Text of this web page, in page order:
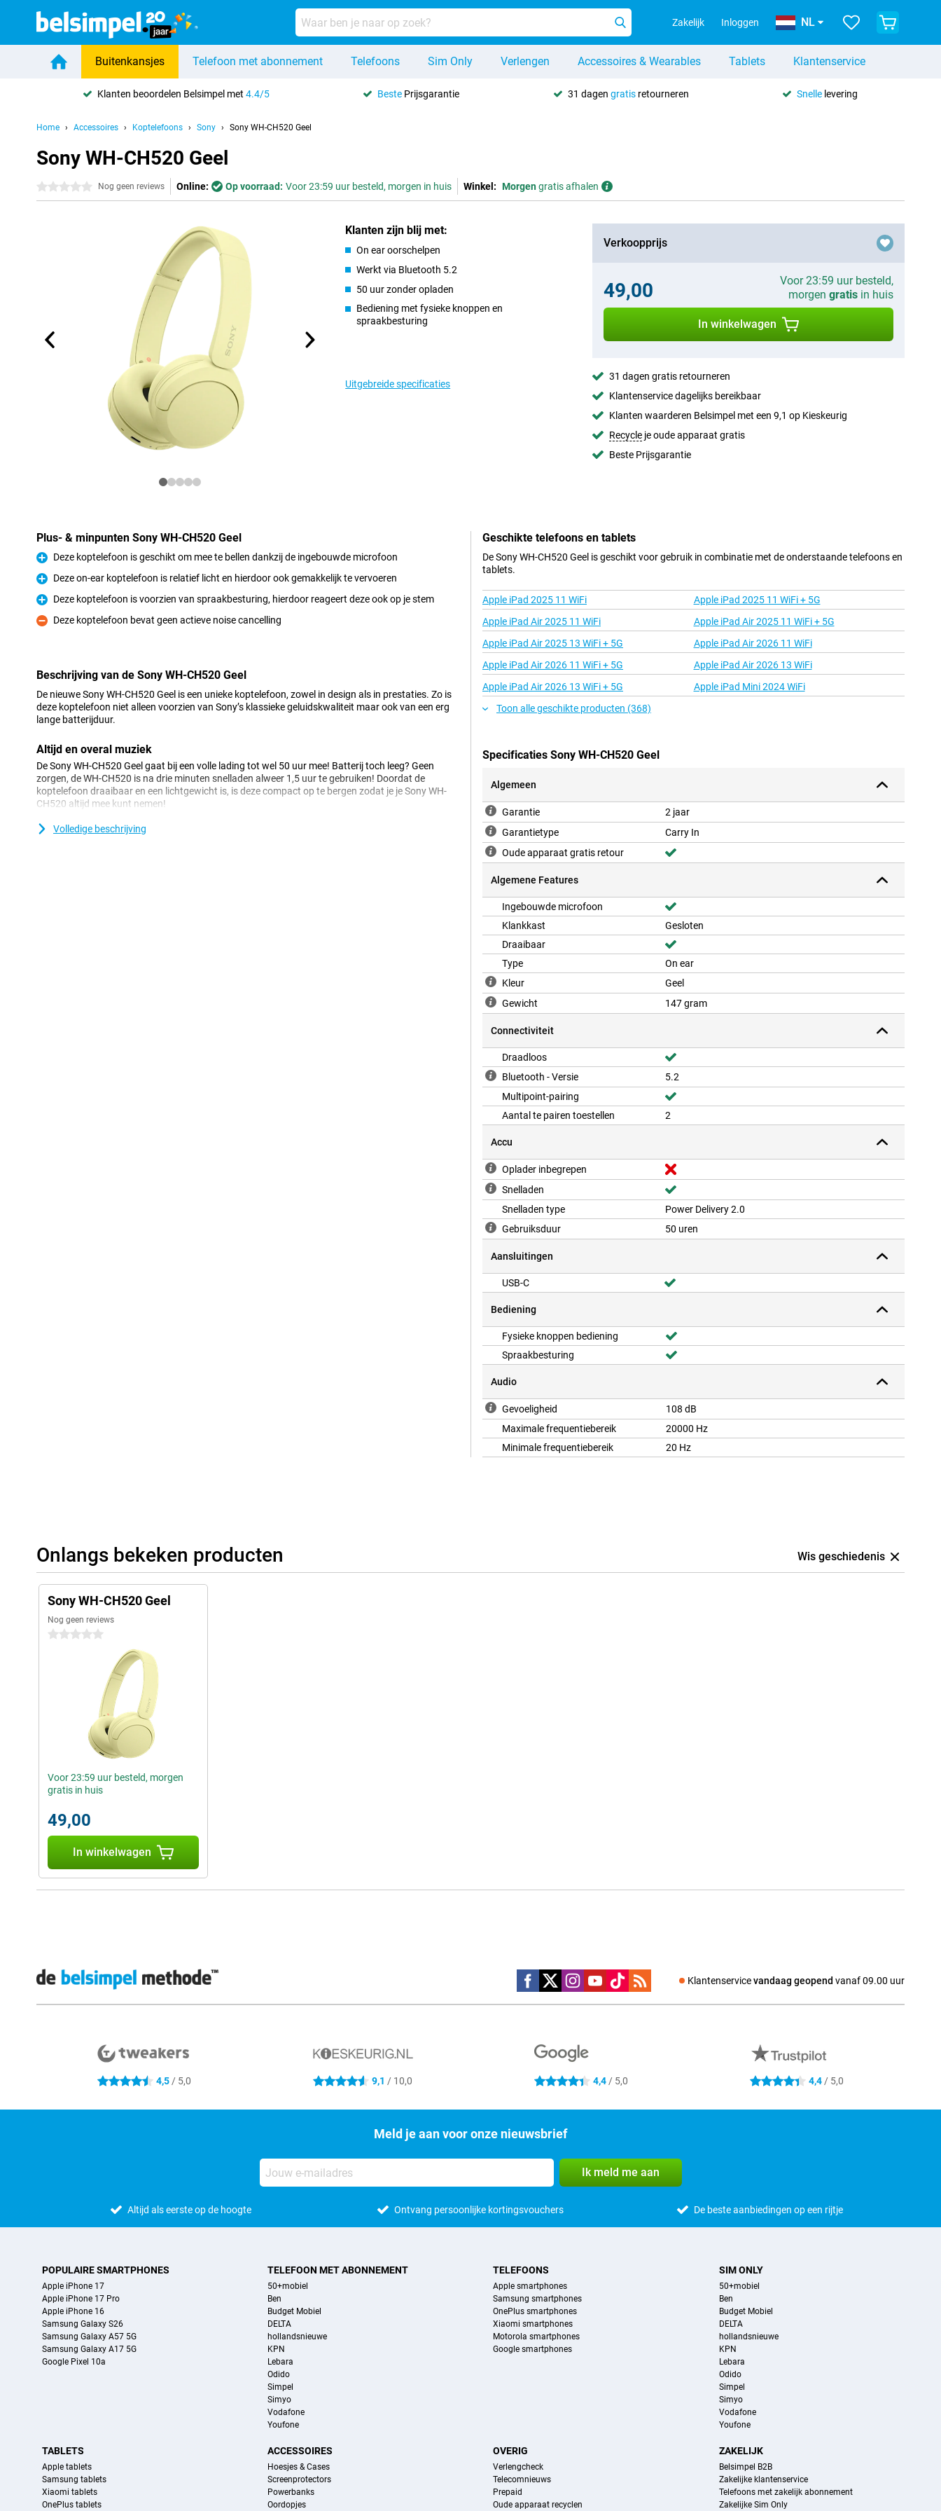
Zakelijk Inloggen NL
Buitenkansjes Telefoon met abonnement Telefoons Sim Only Verlengen Accessoires & Wearables Tablets Klantenservice
Klanten beoordelen Belsimpel met4.4/5 Beste Prijsgarantie 31 dagen gratisretourneren Snellelevering
Home Accessoires Koptelefoons Sony Sony WH-CH520 Geel
Sony WH-CH520 Geel
0 sterren Nog geen reviews Online: Op voorraad: Voor 23:59 uur besteld, morgen in huis Winkel: Morgengratis afhalen
Klanten zijn blij met:
On ear oorschelpen
Werkt via Bluetooth 5.2
50 uur zonder opladen
Bediening met fysieke knoppen en
spraakbesturing
Uitgebreide specificaties
Verkoopprijs
49,00
Voor 23:59 uur besteld,
morgen gratisin huis
In winkelwagen
31 dagen gratis retourneren
Klantenservice dagelijks bereikbaar
Klanten waarderen Belsimpel met een 9,1 op Kieskeurig
Recycleje oude apparaat gratis
Beste Prijsgarantie
Plus- & minpunten Sony WH-CH520 Geel
Pluspunt
Deze koptelefoon is geschikt om mee te bellen dankzij de ingebouwde microfoon
Pluspunt
Deze on-ear koptelefoon is relatief licht en hierdoor ook gemakkelijk te vervoeren
Pluspunt
Deze koptelefoon is voorzien van spraakbesturing, hierdoor reageert deze ook op je stem
Minpunt
Deze koptelefoon bevat geen actieve noise cancelling
Beschrijving van de Sony WH-CH520 Geel
De nieuwe Sony WH-CH520 Geel is een unieke koptelefoon, zowel in design als in prestaties. Zo is
deze koptelefoon niet alleen voorzien van Sony’s klassieke geluidskwaliteit maar ook van een erg
lange batterijduur.
Altijd en overal muziek
De Sony WH-CH520 Geel gaat bij een volle lading tot wel 50 uur mee! Batterij toch leeg? Geen
zorgen, de WH-CH520 is na drie minuten snelladen alweer 1,5 uur te gebruiken! Doordat de
koptelefoon draaibaar en een lichtgewicht is, is deze compact op te bergen zodat je je Sony WH-
CH520 altijd mee kunt nemen!
## Gemakkelijk schakelen
Doordat deze Sony koptelefoon Multipoint Pairing ondersteunt is het mogelijk om tegelijkertijd met
Volledige beschrijving
Geschikte telefoons en tablets
De Sony WH-CH520 Geel is geschikt voor gebruik in combinatie met de onderstaande telefoons en
tablets.
Apple iPad 2025 11 WiFi
Apple iPad 2025 11 WiFi + 5G
Apple iPad Air 2025 11 WiFi
Apple iPad Air 2025 11 WiFi + 5G
Apple iPad Air 2025 13 WiFi + 5G
Apple iPad Air 2026 11 WiFi
Apple iPad Air 2026 11 WiFi + 5G
Apple iPad Air 2026 13 WiFi
Apple iPad Air 2026 13 WiFi + 5G
Apple iPad Mini 2024 WiFi
Toon alle geschikte producten (368)
Specificaties Sony WH-CH520 Geel
Algemeen
Garantie
2 jaar
Garantietype
Carry In
Oude apparaat gratis retour
Algemene Features
Ingebouwde microfoon
Klankkast
Gesloten
Draaibaar
Type
On ear
Kleur
Geel
Gewicht
147 gram
Connectiviteit
Draadloos
Bluetooth - Versie
5.2
Multipoint-pairing
Aantal te pairen toestellen
2
Accu
Oplader inbegrepen
Snelladen
Snelladen type
Power Delivery 2.0
Gebruiksduur
50 uren
Aansluitingen
USB-C
Bediening
Fysieke knoppen bediening
Spraakbesturing
Audio
Gevoeligheid
108 dB
Maximale frequentiebereik
20000 Hz
Minimale frequentiebereik
20 Hz
Onlangs bekeken producten Wis geschiedenis
Sony WH-CH520 Geel
Nog geen reviews
0 sterren
Voor 23:59 uur besteld, morgen
gratis in huis
49,00
In winkelwagen
Klantenservicevandaag geopend vanaf 09.00 uur
Social media
4.5 sterren 4,5/ 5,0 4.6 sterren 9,1 / 10,0 4.4 sterren 4,4 / 5,0 4.4 sterren 4,4 / 5,0
Meld je aan voor onze nieuwsbrief
Ik meld me aan
Altijd als eerste op de hoogte Ontvang persoonlijke kortingsvouchers De beste aanbiedingen op een rijtje
POPULAIRE SMARTPHONES
Apple iPhone 17
Apple iPhone 17 Pro
Apple iPhone 16
Samsung Galaxy S26
Samsung Galaxy A57 5G
Samsung Galaxy A17 5G
Google Pixel 10a
TELEFOON MET ABONNEMENT
50+mobiel
Ben
Budget Mobiel
DELTA
hollandsnieuwe
KPN
Lebara
Odido
Simpel
Simyo
Vodafone
Youfone
TELEFOONS
Apple smartphones
Samsung smartphones
OnePlus smartphones
Xiaomi smartphones
Motorola smartphones
Google smartphones
SIM ONLY
50+mobiel
Ben
Budget Mobiel
DELTA
hollandsnieuwe
KPN
Lebara
Odido
Simpel
Simyo
Vodafone
Youfone
TABLETS
Apple tablets
Samsung tablets
Xiaomi tablets
OnePlus tablets
ACCESSOIRES
Hoesjes & Cases
Screenprotectors
Powerbanks
Oordopjes
OVERIG
Verlengcheck
Telecomnieuws
Prepaid
Oude apparaat recyclen
ZAKELIJK
Belsimpel B2B
Zakelijke klantenservice
Telefoons met zakelijk abonnement
Zakelijke Sim Only